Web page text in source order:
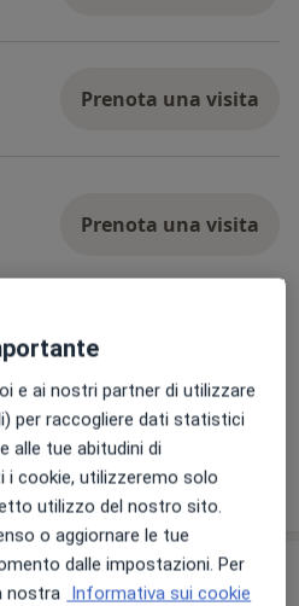
Prenota una visita
Prenota una visita
e ai nostri partner di utilizzare
per raccogliere dati statistici
alle tue abitudini di
i cookie, utilizzeremo solo
utilizzo del nostro sito.
o aggiornare le tue
dalle impostazioni. Per
nostra Informativa sui cookie